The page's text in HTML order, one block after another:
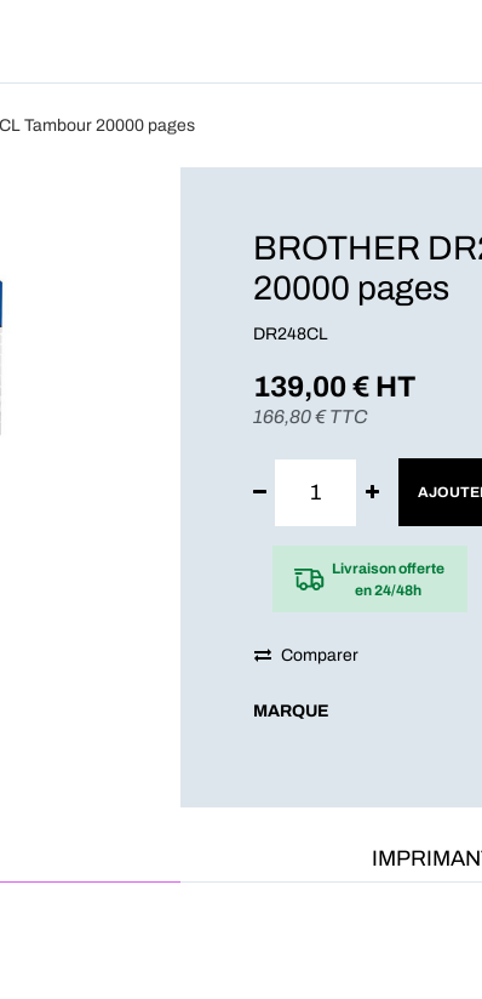
Tambour 20000 pages
BROTHER
20000 pages
DR248CL
139,00€ HT
166,80€ TTC
Livraison offerte
en 24/48h
Comparer
MARQUE